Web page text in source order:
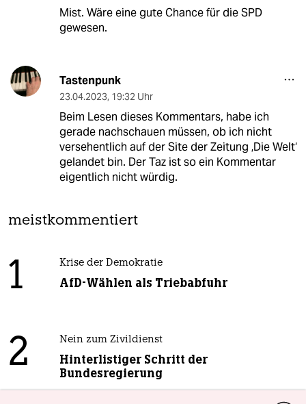
Mist. Wäre eine gute Chance für die SPD
gewesen.
Tastenpunk
23.04.2023, 19:32 Uhr
Beim Lesen dieses Kommentars, habe ich
gerade nachschauen müssen, ob ich nicht
versehentlich auf der Site der Zeitung ‚Die Welt‘
gelandet bin. Der Taz ist so ein Kommentar
eigentlich nicht würdig.
meistkommentiert
1 Krise der Demokratie
AfD-Wählen als Triebabfuhr
2 Nein zum Zivildienst
Hinterlistiger Schritt der
Bundesregierung